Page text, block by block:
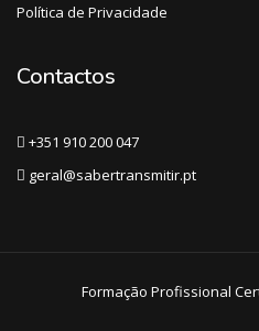
Política de Privacidade
Contactos
+351 910 200 047
geral@sabertransmitir.pt
Formação Profissional